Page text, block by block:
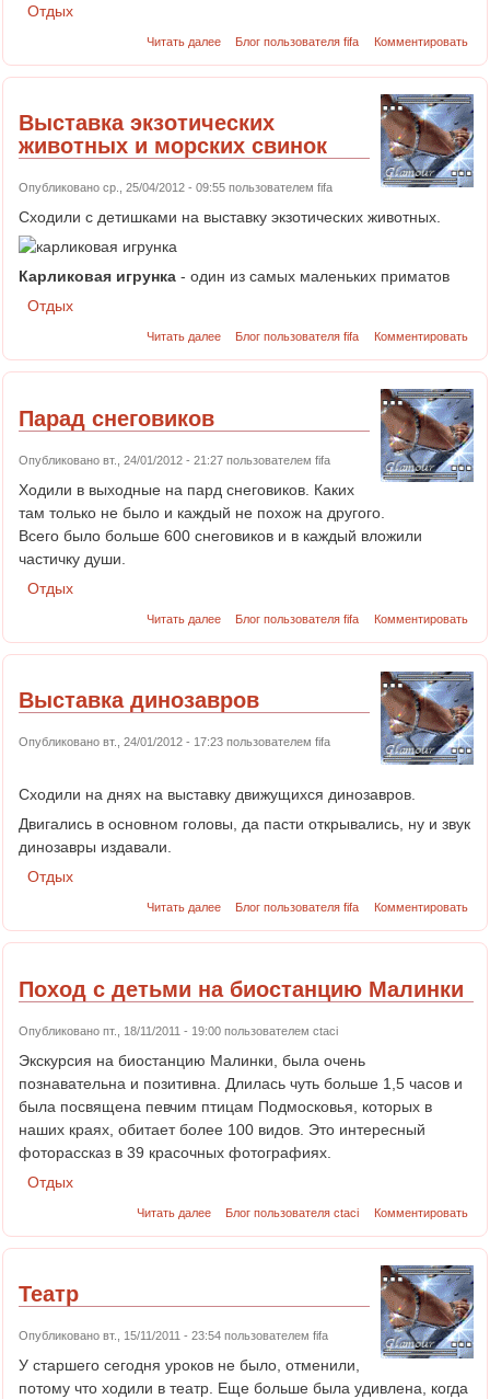
Отдых
Читать далее Блог пользователя fifa Комментировать
Выставка экзотических
животных и морских свинок
Опубликовано ср., 25/04/2012 - 09:55 пользователем fifa
Сходили с детишками на выставку экзотических животных.
Карликовая игрунка - один из самых маленьких приматов
Отдых
Читать далее Блог пользователя fifa Комментировать
Парад снеговиков
Опубликовано вт., 24/01/2012 - 21:27 пользователем fifa
Ходили в выходные на пард снеговиков. Каких
там только не было и каждый не похож на другого.
Всего было больше 600 снеговиков и в каждый вложили
частичку души.
Отдых
Читать далее Блог пользователя fifa Комментировать
Выставка динозавров
Опубликовано вт., 24/01/2012 - 17:23 пользователем fifa
Сходили на днях на выставку движущихся динозавров.
Двигались в основном головы, да пасти открывались, ну и звук
динозавры издавали.
Отдых
Читать далее Блог пользователя fifa Комментировать
Поход с детьми на биостанцию Малинки
Опубликовано пт., 18/11/2011 - 19:00 пользователем ctaci
Экскурсия на биостанцию Малинки, была очень
познавательна и позитивна. Длилась чуть больше 1,5 часов и
была посвящена певчим птицам Подмосковья, которых в
наших краях, обитает более 100 видов. Это интересный
фоторассказ в 39 красочных фотографиях.
Отдых
Читать далее Блог пользователя ctaci Комментировать
Театр
Опубликовано вт., 15/11/2011 - 23:54 пользователем fifa
У старшего сегодня уроков не было, отменили,
потому что ходили в театр. Еще больше была удивлена, когда